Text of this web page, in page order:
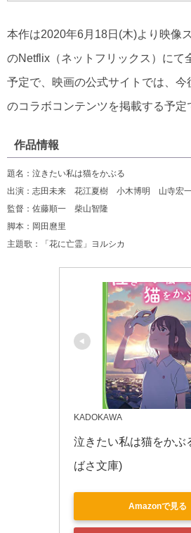
本作は2020年6月18日(木)より映像
のNetflix（ネットフリックス）にて
予定で、映画の公式サイトでは、今
のコラボコンテンツを掲載する予定
作品情報
題名：泣きたい私は猫をかぶる
出演：志田未来 花江夏樹 小木博明 山寺宏
監督：佐藤順一 柴山智隆
脚本：岡田麿里
主題歌：「花に亡霊」ヨルシカ
KADOKAWA
泣きたい私は猫をかぶ
ばさ文庫)
Amazonで見る